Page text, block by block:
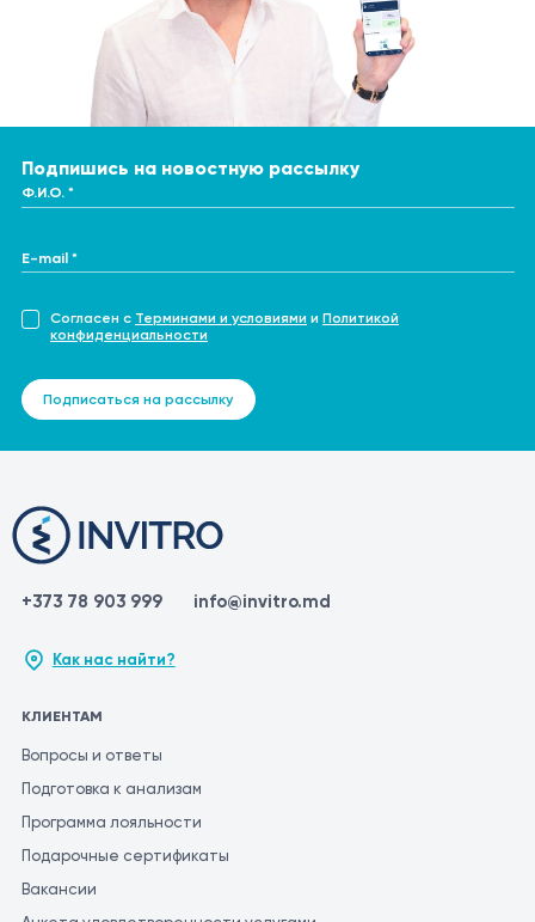
Подпишись на новостную рассылку
Ф.И.О. *
E-mail *
Согласен с Терминами и условиями и Политикой
конфиденциальности
Подписаться на рассылку
+373 78 903 999 info@invitro.md
Как нас найти?
КЛИЕНТАМ
Вопросы и ответы
Подготовка к анализам
Программа лояльности
Подарочные сертификаты
Вакансии